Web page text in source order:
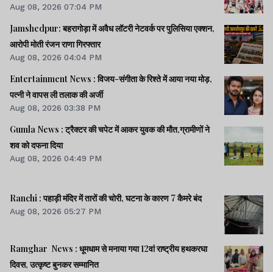
Aug 08, 2026 07:04 PM
Jamshedpur: बहरागोड़ा में अवैध लॉटरी नेटवर्क पर पुलिसिया एक्शन,
आरोपी मोती रंजन राणा गिरफ्तार
Aug 08, 2026 04:04 PM
Entertainment News : विजय-संगीता के रिश्ते में आया नया मोड़,
पत्नी ने वापस ली तलाक की अर्जी
Aug 08, 2026 03:38 PM
Gumla News : ट्रैक्टर की चपेट में आकर युवक की मौत,ग्रामीणों ने
शव को दफना दिया
Aug 08, 2026 04:49 PM
Ranchi : पहाड़ी मंदिर में तारों की चोरी, घटना के कारण 7 कैमरे बंद
Aug 08, 2026 05:27 PM
Ramghar News : धूमधाम से मनाया गया 12वां राष्ट्रीय हथकरघा
दिवस, उत्कृष्ट बुनकर सम्मानित